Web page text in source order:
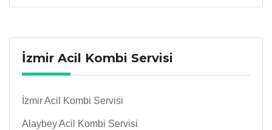
İzmir Acil Kombi Servisi
İzmir Acil Kombi Servisi
Alaybey Acil Kombi Servisi